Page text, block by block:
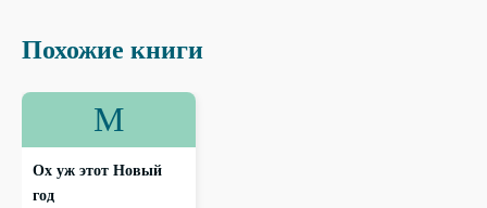
Похожие книги
М
Ох уж этот Новый
год